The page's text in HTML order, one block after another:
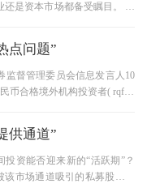
还是资本市场都备受瞩目。 国
点问题”
监督管理委员会信息发言人10
币合格境外机构投资者( rqfii )
供通道”
资能否迎来新的“活跃期”？
市场通道吸引的私募股权收